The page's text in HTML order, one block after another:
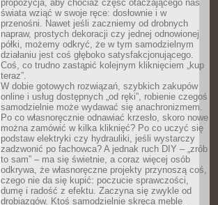
propozycja, aby chociaż część otaczającego nas
świata wziąć w swoje ręce: dosłownie i w
przenośni. Nawet jeśli zaczniemy od drobnych
napraw, prostych dekoracji czy jednej odnowionej
półki, możemy odkryć, że w tym samodzielnym
działaniu jest coś głęboko satysfakcjonującego.
Coś, co trudno zastąpić kolejnym kliknięciem „kup
teraz”.
W dobie gotowych rozwiązań, szybkich zakupów
online i usług dostępnych „od ręki”, robienie czegoś
samodzielnie może wydawać się anachronizmem.
Po co własnoręcznie odnawiać krzesło, skoro nowe
można zamówić w kilka kliknięć? Po co uczyć się
podstaw elektryki czy hydrauliki, jeśli wystarczy
zadzwonić po fachowca? A jednak ruch DIY – „zrób
to sam” – ma się świetnie, a coraz więcej osób
odkrywa, że własnoręczne projekty przynoszą coś,
czego nie da się kupić: poczucie sprawczości,
dumę i radość z efektu. Zaczyna się zwykle od
drobiazgów. Ktoś samodzielnie skręca meble